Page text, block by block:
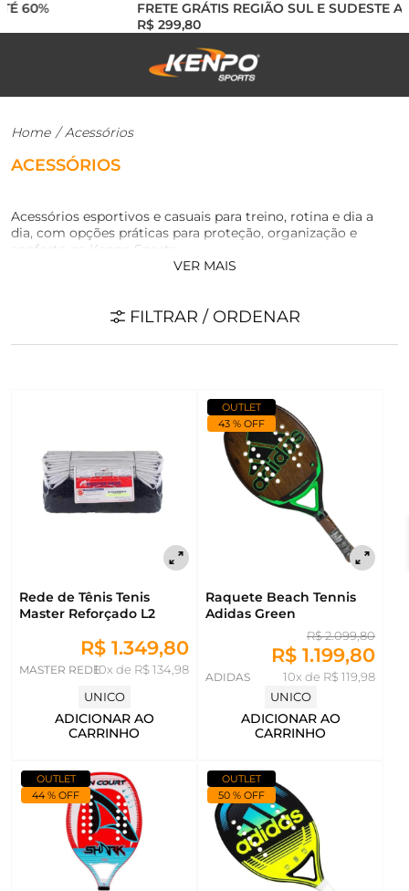
60%
FRETE GRÁTIS REGIÃO SUL E SUDESTE
R$ 299,80
Home / Acessórios
ACESSÓRIOS
Acessórios esportivos e casuais para treino, rotina e dia a
dia, com opções práticas para proteção, organização e
conforto na Kenpo Sports.
VER MAIS
FILTRAR / ORDENAR
Rede de Tênis Tenis
Master Reforçado L2
R$ 1.349,80
10x de R$ 134,98
MASTER REDE
UNICO
ADICIONAR AO
CARRINHO
OUTLET
43 % OFF
Raquete Beach Tennis
Adidas Green
R$ 2.099,80
R$ 1.199,80
10x de R$ 119,98
ADIDAS
UNICO
ADICIONAR AO
CARRINHO
OUTLET
44 % OFF
OUTLET
50 % OFF